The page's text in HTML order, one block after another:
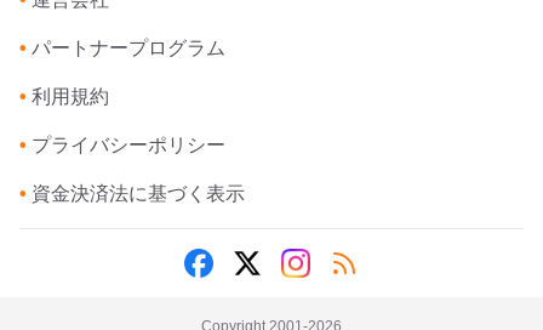
• パートナープログラム
• 利用規約
• プライバシーポリシー
• 資金決済法に基づく表示
Copyright 2001-2026